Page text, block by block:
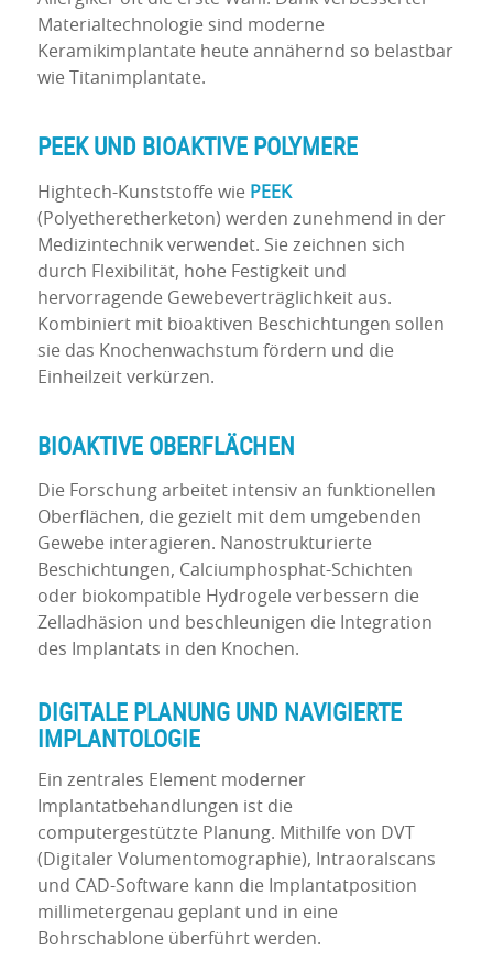
Materialtechnologie sind moderne
Keramikimplantate heute annähernd so belastbar
wie Titanimplantate.
PEEK UND BIOAKTIVE POLYMERE
Hightech-Kunststoffe wie PEEK
(Polyetheretherketon) werden zunehmend in der
Medizintechnik verwendet. Sie zeichnen sich
durch Flexibilität, hohe Festigkeit und
hervorragende Gewebeverträglichkeit aus.
Kombiniert mit bioaktiven Beschichtungen sollen
sie das Knochenwachstum fördern und die
Einheilzeit verkürzen.
BIOAKTIVE OBERFLÄCHEN
Die Forschung arbeitet intensiv an funktionellen
Oberflächen, die gezielt mit dem umgebenden
Gewebe interagieren. Nanostrukturierte
Beschichtungen, Calciumphosphat-Schichten
oder biokompatible Hydrogele verbessern die
Zelladhäsion und beschleunigen die Integration
des Implantats in den Knochen.
DIGITALE PLANUNG UND NAVIGIERTE
IMPLANTOLOGIE
Ein zentrales Element moderner
Implantatbehandlungen ist die
computergestützte Planung. Mithilfe von DVT
(Digitaler Volumentomographie), Intraoralscans
und CAD-Software kann die Implantatposition
millimetergenau geplant und in eine
Bohrschablone überführt werden.